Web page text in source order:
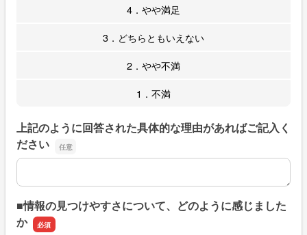
4．やや満足
3．どちらともいえない
2．やや不満
1．不満
上記のように回答された具体的な理由があればご記入く
ださい
上記のように回答された具体的な理由があればご記入くだ
■情報の見つけやすさについて、どのように感じました
か